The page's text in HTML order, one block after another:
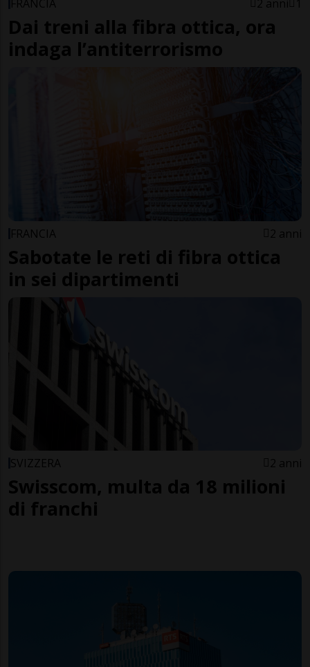
FRANCIA 2 anni
Dai treni alla fibra ottica, ora
indaga l’antiterrorismo
FRANCIA 2 anni
Sabotate le reti di fibra ottica
in sei dipartimenti
SVIZZERA 2 anni
Swisscom, multa da 18 milioni
di franchi